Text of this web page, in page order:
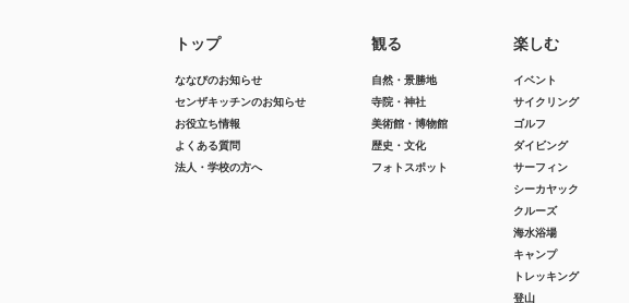
トップ
ななびのお知らせ
センザキッチンのお知らせ
お役立ち情報
よくある質問
法人・学校の方へ
観る
自然・景勝地
寺院・神社
美術館・博物館
歴史・文化
フォトスポット
楽しむ
イベント
サイクリング
ゴルフ
ダイビング
サーフィン
シーカヤック
クルーズ
海水浴場
キャンプ
トレッキング
登山